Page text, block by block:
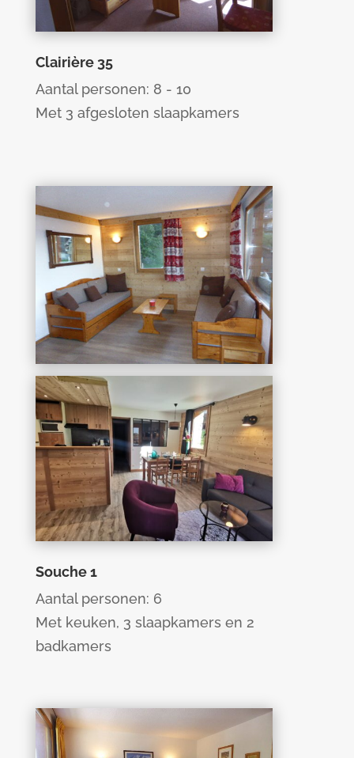
Clairière 35
Aantal personen: 8 - 10
Met 3 afgesloten slaapkamers
Souche 9
Aantal personen: 4-5
Met een afgesloten slaapkamer,
een eigen badkamer met toilet en
balkon.
Souche 1
Aantal personen: 6
Met keuken, 3 slaapkamers en 2
badkamers